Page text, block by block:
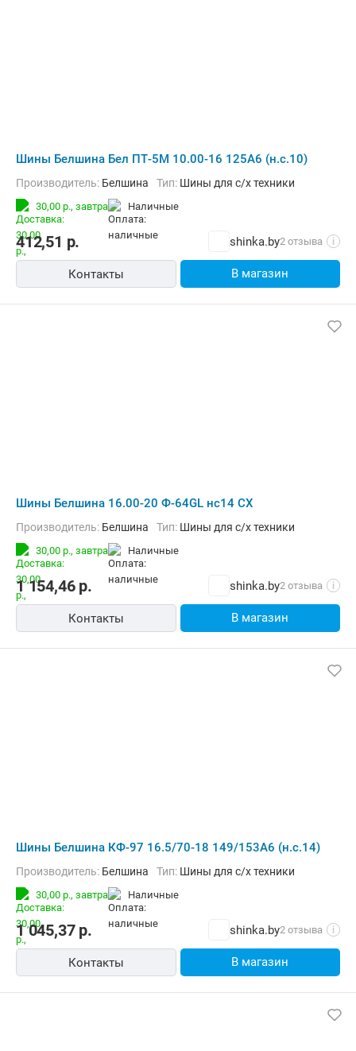
Шины Белшина Бел ПТ-5М 10.00-16 125A6 (н.с.10)
Производитель: Белшина Тип: Шины для с/х техники
30,00 р., завтра наличные
412,51 р. shinka.by2 отзыва i
Контакты В магазин
Шины Белшина 16.00-20 Ф-64GL нс14 СХ
Производитель: Белшина Тип: Шины для с/х техники
30,00 р., завтра наличные
1 154,46р. shinka.by2 отзыва i
Контакты В магазин
Шины Белшина КФ-97 16.5/70-18 149/153A6 (н.с.14)
Производитель: Белшина Тип: Шины для с/х техники
30,00 р., завтра наличные
1 045,37р. shinka.by2 отзыва i
Контакты В магазин